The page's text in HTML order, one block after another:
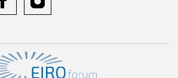
facebookinstagram